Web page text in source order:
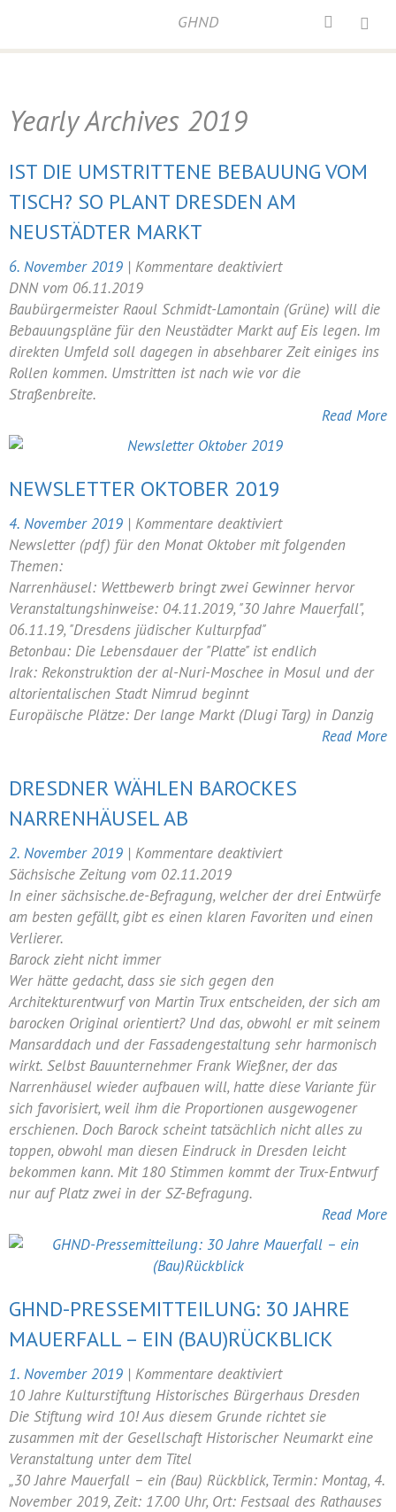
Archives for 2019
Yearly Archives 2019
IST DIE UMSTRITTENE BEBAUUNG VOM
TISCH? SO PLANT DRESDEN AM
NEUSTÄDTER MARKT
6. November 2019 | Kommentare deaktiviertfür
die
umstrittene
Bebauung
vom
plant
Markt
DNN vom 06.11.2019
Baubürgermeister Raoul Schmidt-Lamontain (Grüne) will die
Bebauungspläne für den Neustädter Markt auf Eis legen. Im
direkten Umfeld soll dagegen in absehbarer Zeit einiges ins
Rollen kommen. Umstritten ist nach wie vor die
Straßenbreite.
Read More
NEWSLETTER OKTOBER 2019
4. November 2019 | Kommentare deaktiviertfür
Newsletter
2019
Newsletter (pdf) für den Monat Oktober mit folgenden
Themen:
Narrenhäusel: Wettbewerb bringt zwei Gewinner hervor
Veranstaltungshinweise: 04.11.2019, "30 Jahre Mauerfall",
06.11.19, "Dresdens jüdischer Kulturpfad"
Betonbau: Die Lebensdauer der "Platte" ist endlich
Irak: Rekonstruktion der al-Nuri-Moschee in Mosul und der
altorientalischen Stadt Nimrud beginnt
Europäische Plätze: Der lange Markt (Dlugi Targ) in Danzig
Read More
DRESDNER WÄHLEN BAROCKES
NARRENHÄUSEL AB
2. November 2019 | Kommentare deaktiviertfür
wählen
barockes
Sächsische Zeitung vom 02.11.2019
In einer sächsische.de-Befragung, welcher der drei Entwürfe
am besten gefällt, gibt es einen klaren Favoriten und einen
Verlierer.
Barock zieht nicht immer
Wer hätte gedacht, dass sie sich gegen den
Architekturentwurf von Martin Trux entscheiden, der sich am
barocken Original orientiert? Und das, obwohl er mit seinem
Mansarddach und der Fassadengestaltung sehr harmonisch
wirkt. Selbst Bauunternehmer Frank Wießner, der das
Narrenhäusel wieder aufbauen will, hatte diese Variante für
sich favorisiert, weil ihm die Proportionen ausgewogener
erschienen. Doch Barock scheint tatsächlich nicht alles zu
toppen, obwohl man diesen Eindruck in Dresden leicht
bekommen kann. Mit 180 Stimmen kommt der Trux-Entwurf
nur auf Platz zwei in der SZ-Befragung.
Read More
GHND-PRESSEMITTEILUNG: 30 JAHRE
MAUERFALL – EIN (BAU)RÜCKBLICK
1. November 2019 | Kommentare deaktiviertfür
GHND-
Pressemitteilung:
30
Mauerfall
–
10 Jahre Kulturstiftung Historisches Bürgerhaus Dresden
Die Stiftung wird 10! Aus diesem Grunde richtet sie
zusammen mit der Gesellschaft Historischer Neumarkt eine
Veranstaltung unter dem Titel
„30 Jahre Mauerfall – ein (Bau) Rückblick, Termin: Montag, 4.
November 2019, Zeit: 17.00 Uhr, Ort: Festsaal des Rathauses
GHND